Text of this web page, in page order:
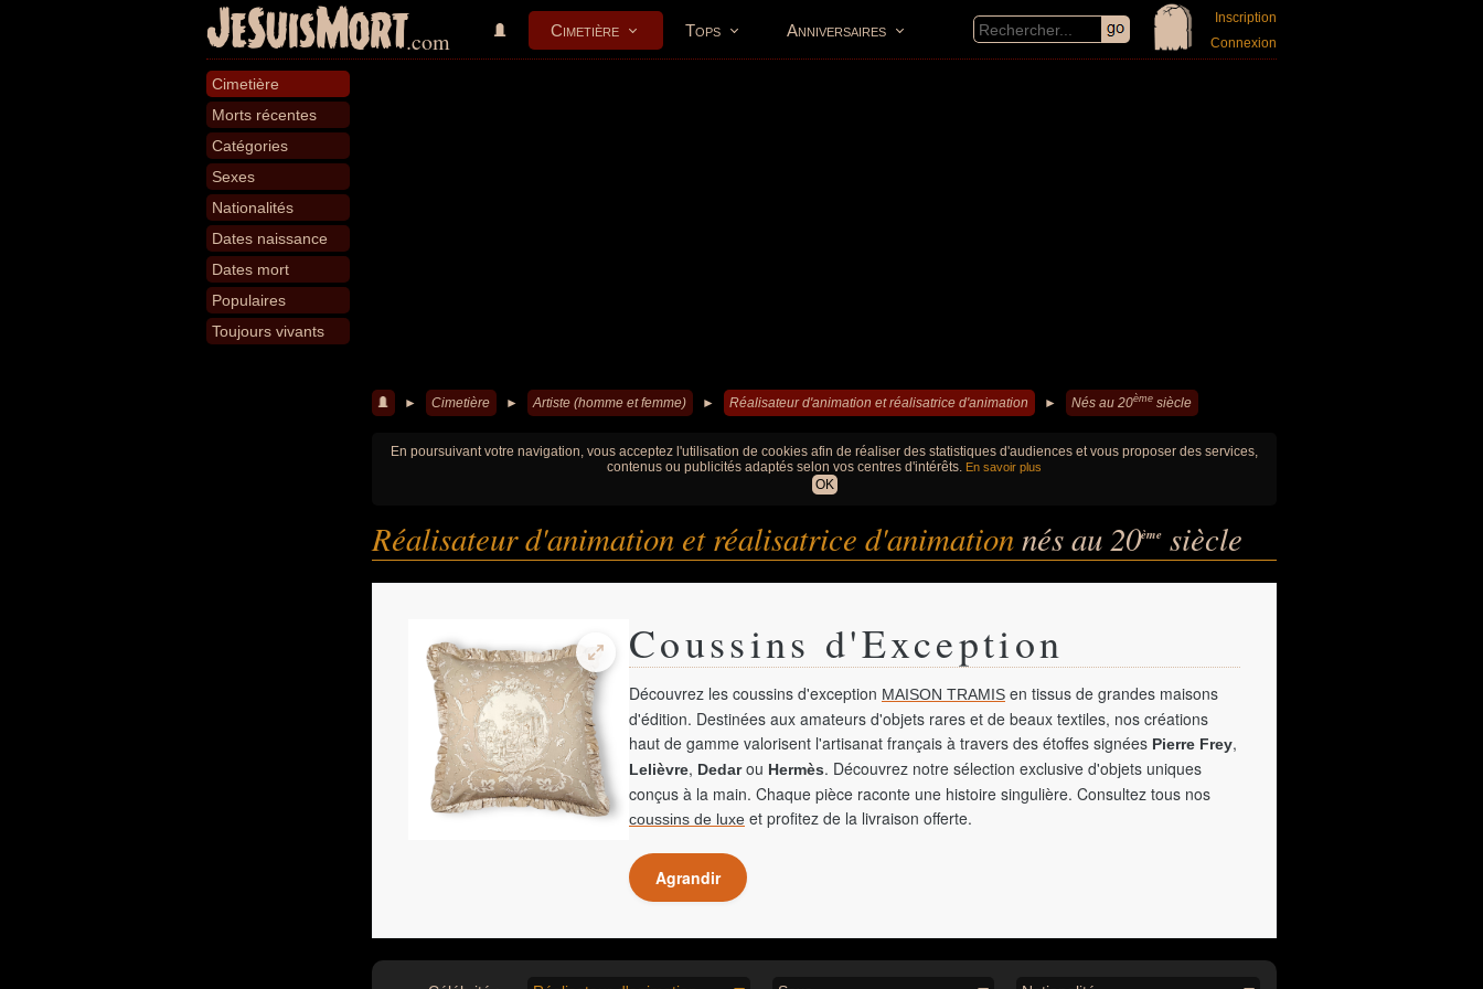
JeSuisMort.com Cimetière Tops Anniversaires
Inscription
Connexion
Cimetière
Morts récentes
Catégories
Sexes
Nationalités
Dates naissance
Dates mort
Populaires
Toujours vivants
► Cimetière ► Artiste (homme et femme) ► Réalisateur d'animation et réalisatrice d'animation ► Nés au 20ème siècle
En poursuivant votre navigation, vous acceptez l'utilisation de cookies afin de réaliser des statistiques d'audiences et vous proposer des services,
contenus ou publicités adaptés selon vos centres d'intérêts. En savoir plus
OK
Réalisateur d'animation et réalisatrice d'animationnés au 20ème siècle
Coussins d'Exception
Découvrez les coussins d'exception MAISON TRAMIS en tissus de grandes maisons
d'édition. Destinées aux amateurs d'objets rares et de beaux textiles, nos créations
haut de gamme valorisent l'artisanat français à travers des étoffes signées Pierre Frey,
Lelièvre, Dedarou Hermès. Découvrez notre sélection exclusive d'objets uniques
conçus à la main. Chaque pièce raconte une histoire singulière. Consultez tous nos
coussins de luxe et profitez de la livraison offerte.
Agrandir